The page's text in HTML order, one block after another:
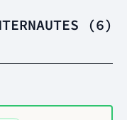
(6)